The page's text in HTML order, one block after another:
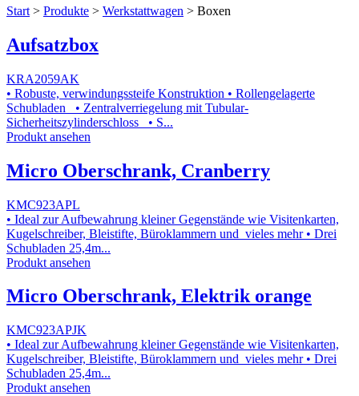
Start > Produkte > Werkstattwagen > Boxen
Aufsatzbox
KRA2059AK
• Robuste, verwindungssteife Konstruktion • Rollengelagerte
Schubladen • Zentralverriegelung mit Tubular-
Sicherheitszylinderschloss • S...
Produkt ansehen
Micro Oberschrank, Cranberry
KMC923APL
• Ideal zur Aufbewahrung kleiner Gegenstände wie Visitenkarten,
Kugelschreiber, Bleistifte, Büroklammern und vieles mehr • Drei
Schubladen 25,4m...
Produkt ansehen
Micro Oberschrank, Elektrik orange
KMC923APJK
• Ideal zur Aufbewahrung kleiner Gegenstände wie Visitenkarten,
Kugelschreiber, Bleistifte, Büroklammern und vieles mehr • Drei
Schubladen 25,4m...
Produkt ansehen